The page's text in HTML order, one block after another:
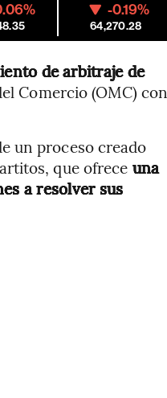
-0.19%
64,270.28
de arbitraje de
Comercio (OMC) con
un proceso creado
que ofrece una
a resolver sus